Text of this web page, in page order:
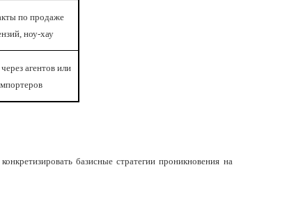
по продаже
ноу-хау
агентов или
базисные стратегии проникновения на